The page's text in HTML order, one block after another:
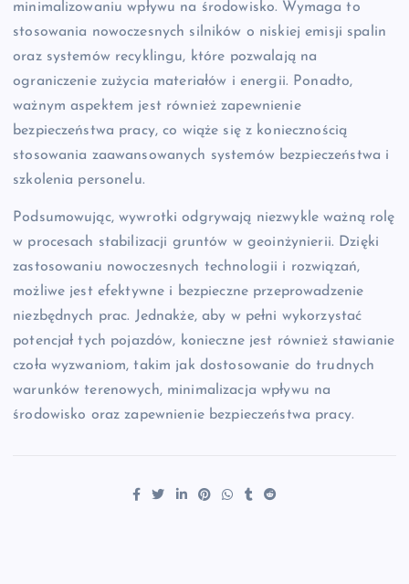
minimalizowaniu wpływu na środowisko. Wymaga to
stosowania nowoczesnych silników o niskiej emisji spalin
oraz systemów recyklingu, które pozwalają na
ograniczenie zużycia materiałów i energii. Ponadto,
ważnym aspektem jest również zapewnienie
bezpieczeństwa pracy, co wiąże się z koniecznością
stosowania zaawansowanych systemów bezpieczeństwa i
szkolenia personelu.
Podsumowując, wywrotki odgrywają niezwykle ważną rolę
w procesach stabilizacji gruntów w geoinżynierii. Dzięki
zastosowaniu nowoczesnych technologii i rozwiązań,
możliwe jest efektywne i bezpieczne przeprowadzenie
niezbędnych prac. Jednakże, aby w pełni wykorzystać
potencjał tych pojazdów, konieczne jest również stawianie
czoła wyzwaniom, takim jak dostosowanie do trudnych
warunków terenowych, minimalizacja wpływu na
środowisko oraz zapewnienie bezpieczeństwa pracy.